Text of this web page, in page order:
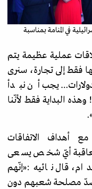
في المنامة بمناسبة
عملية عظيمة يتم
فقط إلى تجارة، سنرى
يجب أن نبدأ
البداية فقط لأنّنا
.
أهداف الاتفاقات
بمعاقبة أيّ شخص يسعى
قال نائيه:«إنّهم
ضدّ مصلحة شعبهم دون